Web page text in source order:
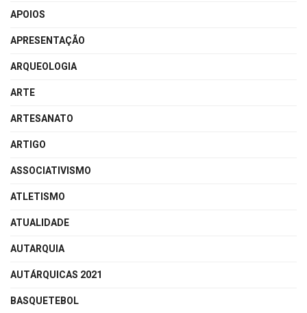
APOIOS
APRESENTAÇÃO
ARQUEOLOGIA
ARTE
ARTESANATO
ARTIGO
ASSOCIATIVISMO
ATLETISMO
ATUALIDADE
AUTARQUIA
AUTÁRQUICAS 2021
BASQUETEBOL